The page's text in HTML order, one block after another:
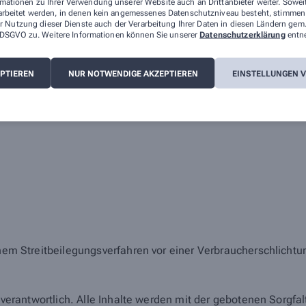
werden, in denen kein angemessenes Datenschutzniveau besteht,
Nutzung dieser Dienste auch der Verarbeitung Ihrer Daten in diesen Ländern
zu. Weitere Informationen können Sie unserer Datenschutzerklärung
NUR NOTWENDIGE AKZEPTIEREN EINSTELLUNGEN
der Internetseite des Bundesvereinigung Deutscher
Apotheke können Sie hier erreichen:
Streitbeilegungsverfahren vor einer
Alle Inhalte werden mit der gebotenen